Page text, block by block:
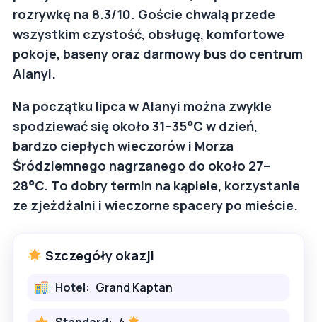
rozrywkę na 8.3/10. Goście chwalą przede
wszystkim czystość, obsługę, komfortowe
pokoje, baseny oraz darmowy bus do centrum
Alanyi.
Na początku lipca w Alanyi można zwykle
spodziewać się około 31–35°C w dzień,
bardzo ciepłych wieczorów i Morza
Śródziemnego nagrzanego do około 27–
28°C. To dobry termin na kąpiele, korzystanie
ze zjeżdżalni i wieczorne spacery po mieście.
Szczegóły okazji
Hotel: Grand Kaptan